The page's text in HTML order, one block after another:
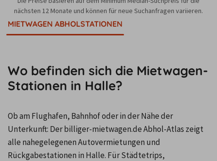
nächsten 12 Monate und können für neue Suchanfragen variieren.
MIETWAGEN ABHOLSTATIONEN
Wo befinden sich die Mietwagen-
Stationen in Halle?
Ob am Flughafen, Bahnhof oder in der Nähe der
Unterkunft: Der billiger-mietwagen.de Abhol-Atlas zeigt
alle nahegelegenen Autovermietungen und
Rückgabestationen in Halle. Für Städtetrips,